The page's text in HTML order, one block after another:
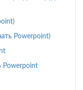
Powerpoint)
Powerpoint